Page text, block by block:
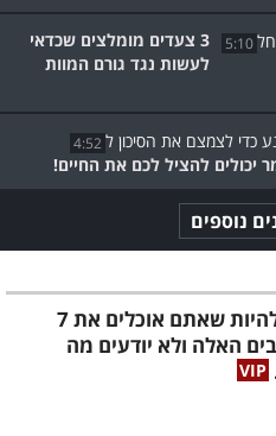
5:10
3 צעדים מומלצים שכדאי
לעשות נגד גורם המוות
4:52
יכולים להציל לכם את החיים!
נוספים
יכול להיות שאתם אוכלים את 7
האלה ולא יודעים מה